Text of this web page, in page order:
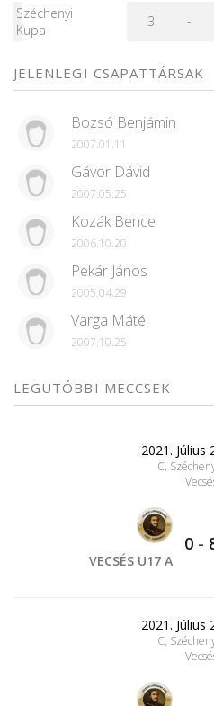
Széchenyi
Kupa
3 -
JELENLEGI CSAPATTÁRSAK
Bozsó Benjámin
2007.01.11
Gávor Dávid
2007.05.25
Kozák Bence
2006.10.20
Pekár János
2005.04.29
Varga Máté
2007.10.25
LEGUTÓBBI MECCSEK
2021. Július
C,
VECSÉS U17 A
0 -
2021. Július
C,